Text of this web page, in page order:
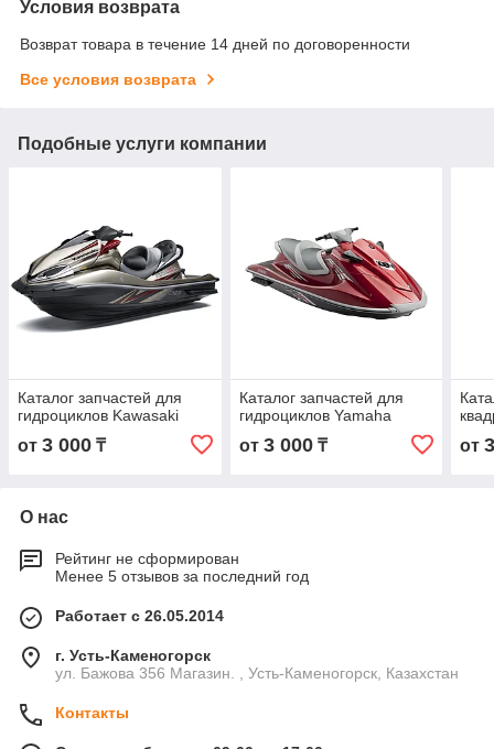
Условия возврата
Возврат товара в течение 14 дней по договоренности
Все условия возврата
Подобные услуги компании
Каталог запчастей для
гидроциклов Kawasaki
от 3 000 ₸
Каталог запчастей для
гидроциклов Yamaha
от 3 000₸ от
О нас
Рейтинг не сформирован
Менее 5 отзывов за последний год
Работает с 26.05.2014
г. Усть-Каменогорск
ул. Бажова 356 Магазин. , Усть-Каменогорск, Казахстан
Контакты